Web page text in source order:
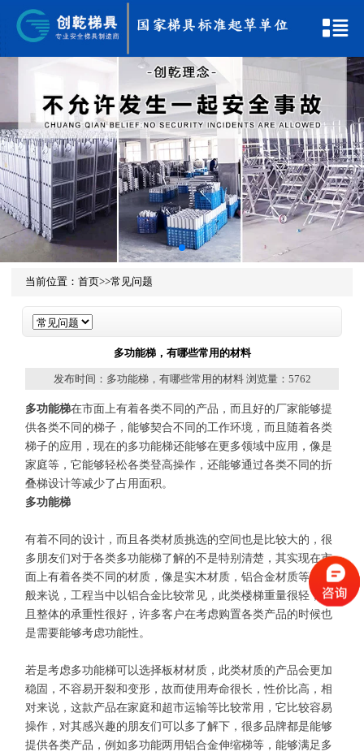
当前位置： 首页>>常见问题
多功能梯，有哪些常用的材料
发布时间：多功能梯，有哪些常用的材料 浏览量： 5762
多功能梯在市面上有着各类不同的产品，而且好的厂家能够提
供各类不同的梯子，能够契合不同的工作环境，而且随着各类
梯子的应用，现在的多功能梯还能够在更多领域中应用，像是
家庭等，它能够轻松各类登高操作，还能够通过各类不同的折
叠梯设计等减少了占用面积。
多功能梯
有着不同的设计，而且各类材质挑选的空间也是比较大的，很
多朋友们对于各类多功能梯了解的不是特别清楚，其实现在市
面上有着各类不同的材质，像是实木材质，铝合金材质等，一
般来说，工程当中以铝合金比较常见，此类楼梯重量很轻，而
且整体的承重性很好，许多客户在考虑购置各类产品的时候也
是需要能够考虑功能性。
若是考虑多功能梯可以选择板材材质，此类材质的产品会更加
稳固，不容易开裂和变形，故而使用寿命很长，性价比高，相
对来说，这款产品在家庭和超市运输等比较常用，它比较容易
操作，对其感兴趣的朋友们可以多了解下，很多品牌都是能够
提供各类产品，例如多功能两用铝合金伸缩梯等，能够满足多